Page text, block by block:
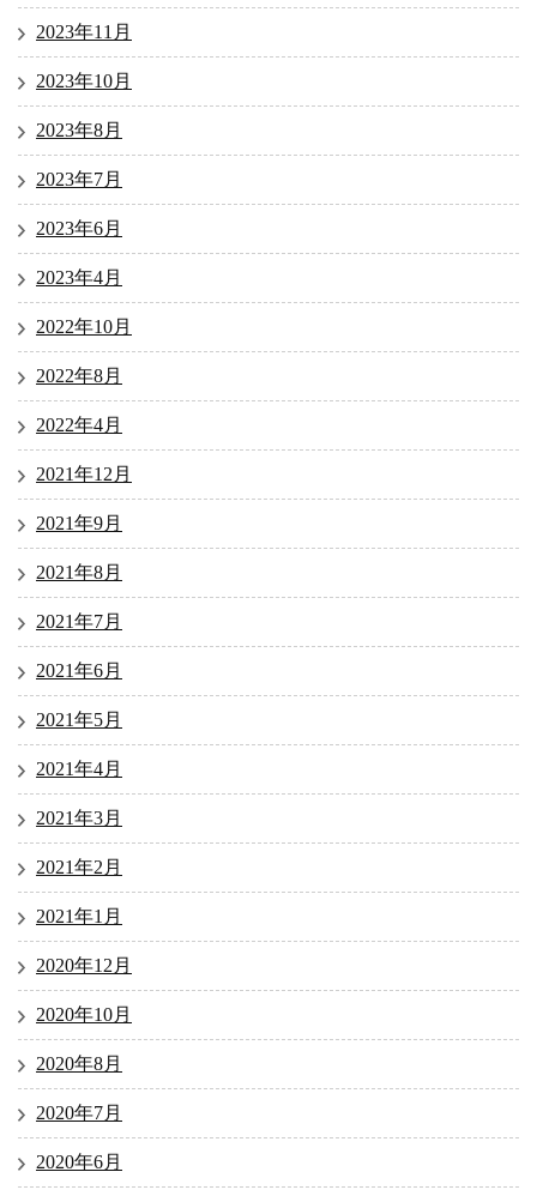
2023年11月
2023年10月
2023年8月
2023年7月
2023年6月
2023年4月
2022年10月
2022年8月
2022年4月
2021年12月
2021年9月
2021年8月
2021年7月
2021年6月
2021年5月
2021年4月
2021年3月
2021年2月
2021年1月
2020年12月
2020年10月
2020年8月
2020年7月
2020年6月